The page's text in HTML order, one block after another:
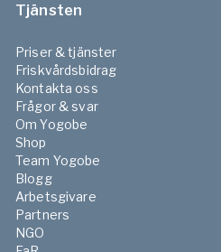
Tjänsten
Priser & tjänster
Friskvårdsbidrag
Kontakta oss
Frågor & svar
Om Yogobe
Shop
Team Yogobe
Blogg
Arbetsgivare
Partners
NGO